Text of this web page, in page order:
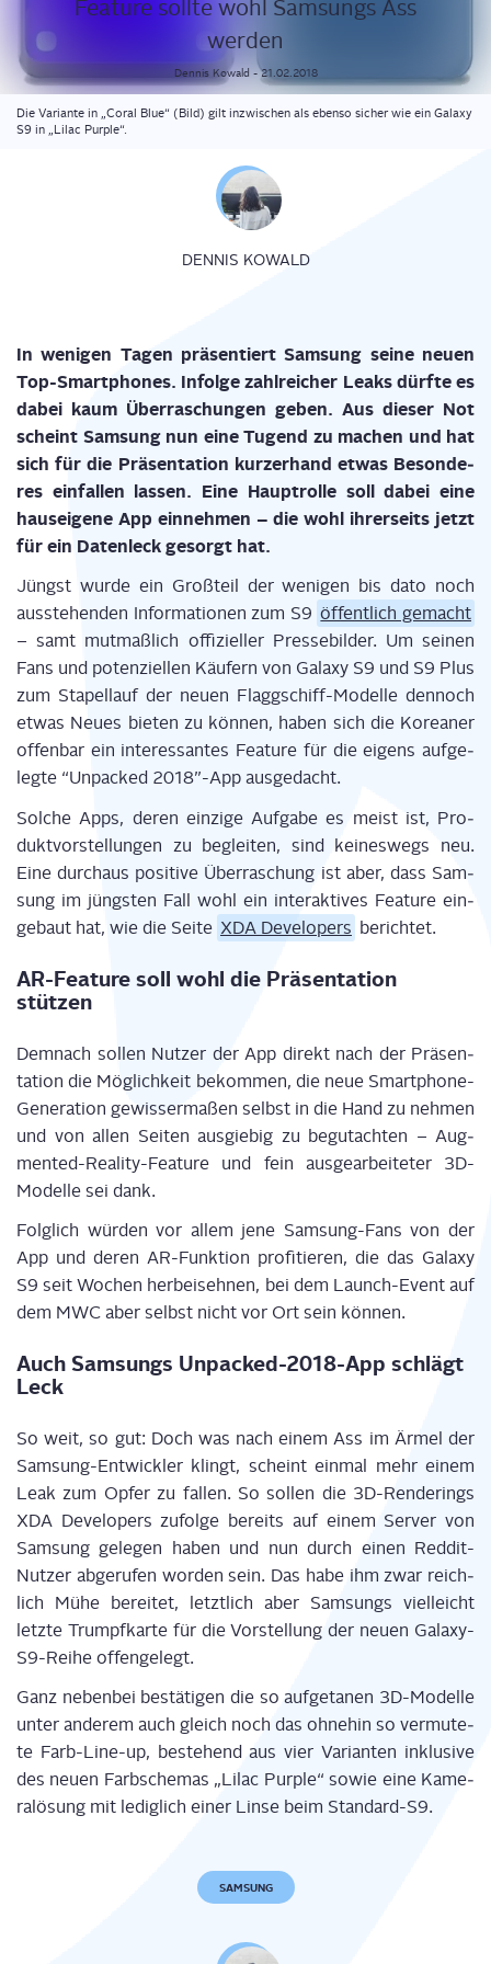
Fea­ture soll­te wohl Sam­sungs Ass
werden
Dennis Kowald -21.02.2018
Die Variante in „Coral Blue“ (Bild) gilt inzwischen als ebenso sicher wie ein Galaxy
S9 in „Lilac Purple“.
DENNIS KOWALD
In weni­gen Tagen prä­sen­tiert Sam­sung sei­ne neu­en
Top-Smart­phones. Infol­ge zahl­rei­cher Leaks dürf­te es
dabei kaum Über­ra­schun­gen geben. Aus die­ser Not
scheint Sam­sung nun eine Tugend zu machen und hat
sich für die Prä­sen­ta­ti­on kur­zer­hand etwas Beson­de­
res ein­fal­len las­sen. Eine Haupt­rol­le soll dabei eine
haus­ei­ge­ne App ein­neh­men – die wohl ihrer­seits jetzt
für ein Daten­leck gesorgt hat.
Jüngst wur­de ein Groß­teil der weni­gen bis dato noch
aus­ste­hen­den Infor­ma­tio­nen zum S9 öffent­lich gemacht
– samt mut­maß­lich offi­zi­el­ler Pres­se­bil­der. Um sei­nen
Fans und poten­zi­el­len Käu­fern von Gala­xy S9 und S9 Plus
zum Sta­pel­lauf der neu­en Flagg­schiff-Model­le den­noch
etwas Neu­es bie­ten zu kön­nen, haben sich die Korea­ner
offen­bar ein inter­es­san­tes Fea­ture für die eigens auf­ge­
leg­te “Unpa­cked 2018”-App ausgedacht.
Sol­che Apps, deren ein­zi­ge Auf­ga­be es meist ist, Pro­
dukt­vor­stel­lun­gen zu beglei­ten, sind kei­nes­wegs neu.
Eine durch­aus posi­ti­ve Über­ra­schung ist aber, dass Sam­
sung im jüngs­ten Fall wohl ein inter­ak­ti­ves Fea­ture ein­
ge­baut hat, wie die Sei­te XDA Deve­lo­pers berichtet.
AR-Fea­ture soll wohl die Prä­sen­ta­ti­on
stützen
Dem­nach sol­len Nut­zer der App direkt nach der Prä­sen­
ta­ti­on die Mög­lich­keit bekom­men, die neue Smart­phone-
Gene­ra­ti­on gewis­ser­ma­ßen selbst in die Hand zu neh­men
und von allen Sei­ten aus­gie­big zu begut­ach­ten – Aug­
men­ted-Rea­li­ty-Fea­ture und fein aus­ge­ar­bei­te­ter 3D-
Model­le sei dank.
Folg­lich wür­den vor allem jene Sam­sung-Fans von der
App und deren AR-Funk­ti­on pro­fi­tie­ren, die das Gala­xy
S9 seit Wochen her­bei­seh­nen, bei dem Launch-Event auf
dem MWC aber selbst nicht vor Ort sein können.
Auch Sam­sungs Unpa­cked-2018-App schlägt
Leck
So weit, so gut: Doch was nach einem Ass im Ärmel der
Sam­sung-Ent­wick­ler klingt, scheint ein­mal mehr einem
Leak zum Opfer zu fal­len. So sol­len die 3D-Ren­de­rings
XDA Deve­lo­pers zufol­ge bereits auf einem Ser­ver von
Sam­sung gele­gen haben und nun durch einen Red­dit-
Nut­zer abge­ru­fen wor­den sein. Das habe ihm zwar reich­
lich Mühe berei­tet, letzt­lich aber Sam­sungs viel­leicht
letz­te Trumpf­kar­te für die Vor­stel­lung der neu­en Gala­xy-
S9-Rei­he offengelegt.
Ganz neben­bei bestä­ti­gen die so auf­ge­ta­nen 3D-Model­le
unter ande­rem auch gleich noch das ohne­hin so ver­mu­te­
te Farb-Line-up, bestehend aus vier Vari­an­ten inklu­si­ve
des neu­en Farb­sche­mas „Lil­ac Pur­ple“ sowie eine Kame­
ra­lö­sung mit ledig­lich einer Lin­se beim Standard-S9.
SAMSUNG